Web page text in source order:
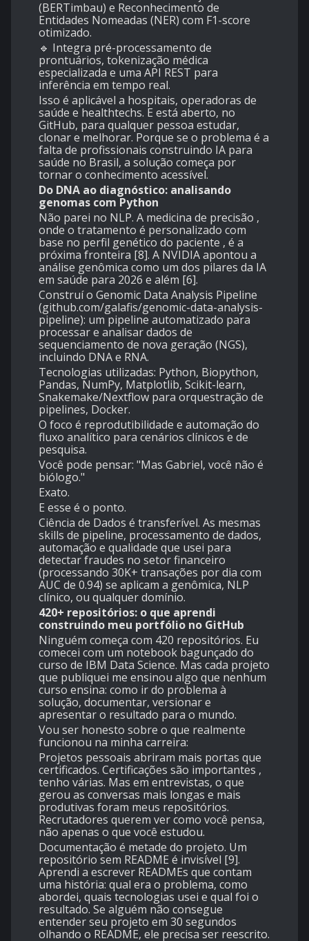
(BERTimbau) e Reconhecimento de
Entidades Nomeadas (NER) com F1-score
otimizado.
🔹 Integra pré-processamento de
prontuários, tokenização médica
especializada e uma API REST para
inferência em tempo real.
Isso é aplicável a hospitais, operadoras de
saúde e healthtechs. E está aberto, no
GitHub, para qualquer pessoa estudar,
clonar e melhorar. Porque se o problema é a
falta de profissionais construindo IA para
saúde no Brasil, a solução começa por
tornar o conhecimento acessível.
Do DNA ao diagnóstico: analisando
genomas com Python
Não parei no NLP. A medicina de precisão ,
onde o tratamento é personalizado com
base no perfil genético do paciente , é a
próxima fronteira [8]. A NVIDIA apontou a
análise genômica como um dos pilares da IA
em saúde para 2026 e além [6].
Construí o Genomic Data Analysis Pipeline
(github.com/galafis/genomic-data-analysis-
pipeline): um pipeline automatizado para
processar e analisar dados de
sequenciamento de nova geração (NGS),
incluindo DNA e RNA.
Tecnologias utilizadas: Python, Biopython,
Pandas, NumPy, Matplotlib, Scikit-learn,
Snakemake/Nextflow para orquestração de
pipelines, Docker.
O foco é reprodutibilidade e automação do
fluxo analítico para cenários clínicos e de
pesquisa.
Você pode pensar: "Mas Gabriel, você não é
biólogo."
Exato.
E esse é o ponto.
Ciência de Dados é transferível. As mesmas
skills de pipeline, processamento de dados,
automação e qualidade que usei para
detectar fraudes no setor financeiro
(processando 30K+ transações por dia com
AUC de 0.94) se aplicam a genômica, NLP
clínico, ou qualquer domínio.
420+ repositórios: o que aprendi
construindo meu portfólio no GitHub
Ninguém começa com 420 repositórios. Eu
comecei com um notebook bagunçado do
curso de IBM Data Science. Mas cada projeto
que publiquei me ensinou algo que nenhum
curso ensina: como ir do problema à
solução, documentar, versionar e
apresentar o resultado para o mundo.
Vou ser honesto sobre o que realmente
funcionou na minha carreira:
Projetos pessoais abriram mais portas que
certificados. Certificações são importantes ,
tenho várias. Mas em entrevistas, o que
gerou as conversas mais longas e mais
produtivas foram meus repositórios.
Recrutadores querem ver como você pensa,
não apenas o que você estudou.
Documentação é metade do projeto. Um
repositório sem README é invisível [9].
Aprendi a escrever READMEs que contam
uma história: qual era o problema, como
abordei, quais tecnologias usei e qual foi o
resultado. Se alguém não consegue
entender seu projeto em 30 segundos
olhando o README, ele precisa ser reescrito.